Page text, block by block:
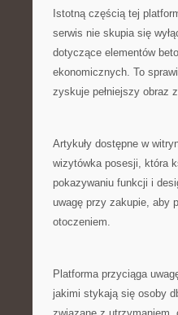
Istotną częścią tej
serwis nie skupia się
dotyczące elementów
ekonomicznych. To
zyskuje pełniejszy obraz
Artykuły dostępne w
wizytówka posesji, która
pokazywaniu funkcji i
uwagę przy zakupie, aby
otoczeniem.
Platforma przyciąga
jakimi stykają się osoby